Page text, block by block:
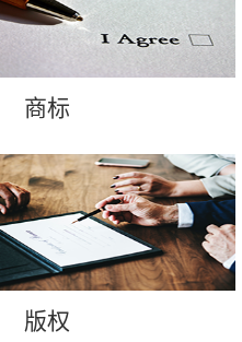
商标
版权